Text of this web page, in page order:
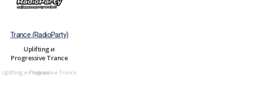
Trance (RadioParty)
Uplifting и
Progressive Trance
Uplifting и Progressive Trance
Польша